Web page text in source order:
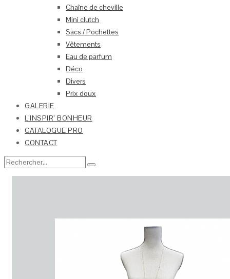
Chaîne de cheville
Mini clutch
Sacs / Pochettes
Vêtements
Eau de parfum
Déco
Divers
Prix doux
GALERIE
L’INSPIR’ BONHEUR
CATALOGUE PRO
CONTACT